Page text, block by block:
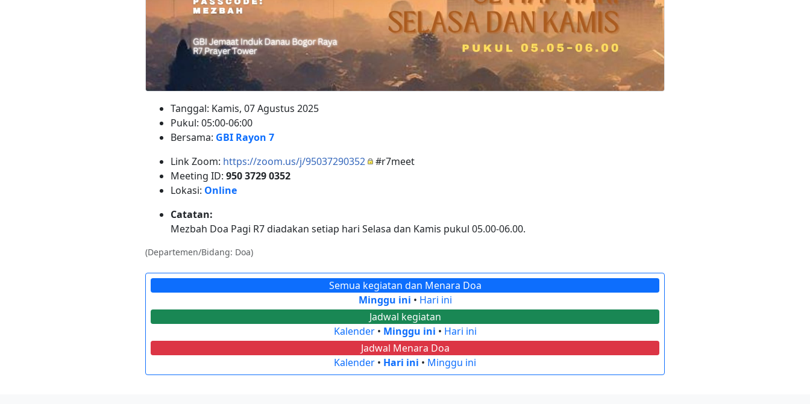
Tanggal: Kamis, 07 Agustus 2025
Pukul: 05:00-06:00
Bersama: GBI Rayon 7
Link Zoom: https://zoom.us/j/95037290352 #r7meet
Meeting ID: 950 3729 0352
Lokasi: Online
Catatan:
Mezbah Doa Pagi R7 diadakan setiap hari Selasa dan Kamis pukul 05.00-06.00.
(Departemen/Bidang: Doa)
Semua kegiatan dan Menara Doa
Minggu ini • Hari ini
Jadwal kegiatan
Kalender• Minggu ini • Hari ini
Jadwal Menara Doa
Kalender • Hari ini • Minggu ini